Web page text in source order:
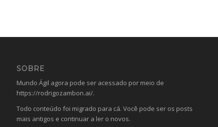
SOBRE
Mundo Ágil agora pode ser acessado por meio de
https://rodrigozambon.ai/.
Todo conteúdo foi migrado para cá. Você pode ser os posts
mais antigos e continuar a ler o novos.